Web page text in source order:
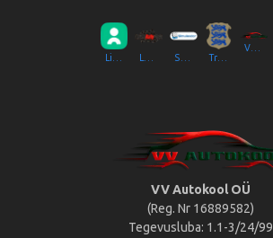
VV Autokool OÜ
VV Autokool OÜ
(Reg. Nr 16889582)
Tegevusluba: 1.1-3/24/99